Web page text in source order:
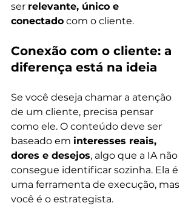
ser relevante, único e
conectado com o cliente.
Conexão com o cliente: a
diferença está na ideia
Se você deseja chamar a atenção
de um cliente, precisa pensar
como ele. O conteúdo deve ser
baseado em interesses reais,
dores e desejos, algo que a IA não
consegue identificar sozinha. Ela é
uma ferramenta de execução, mas
você é o estrategista.